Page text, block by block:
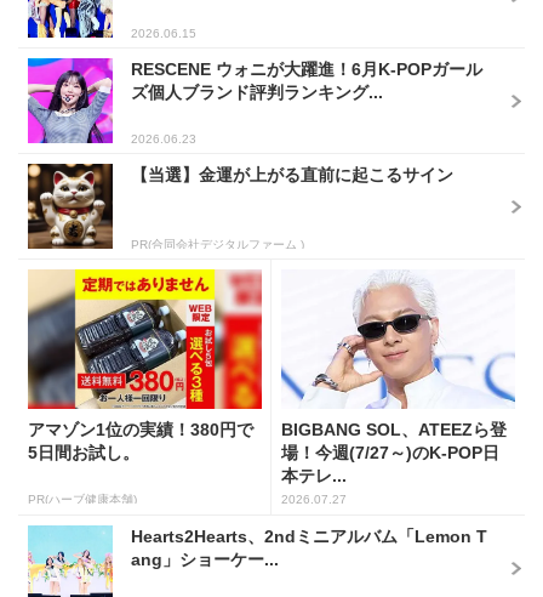
2026.06.15
RESCENE ウォニが大躍進！6月K-POPガール
ズ個人ブランド評判ランキング...
2026.06.23
【当選】金運が上がる直前に起こるサイン
PR(合同会社デジタルファーム )
アマゾン1位の実績！380円で
5日間お試し。
PR(ハーブ健康本舗)
BIGBANG SOL、ATEEZら登
場！今週(7/27～)のK-POP日
本テレ...
2026.07.27
Hearts2Hearts、2ndミニアルバム「Lemon T
ang」ショーケー...